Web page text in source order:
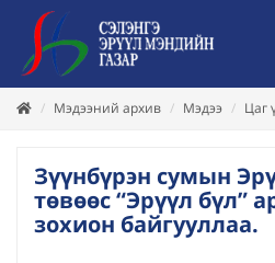
Мэдээний архив Мэдээ Цаг
Зүүнбүрэн сумын
төвөөс “Эрүүл бүл”
зохион байгууллаа.